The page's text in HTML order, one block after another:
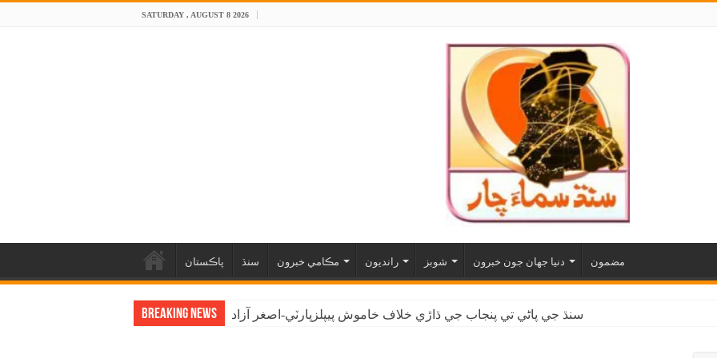
SATURDAY , AUGUST 8 2026
پاڪستان سنڌ مڪامي خبرون رانديون شوبز دنيا جهان جون خبرون مضمون
Breaking News سنڌ جي پاڻي تي پنجاب جي ڌاڙي خلاف خاموش پيپلزپارٽي-اصغر آزاد